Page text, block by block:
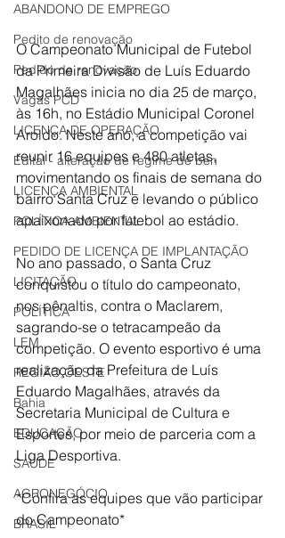
ABANDONO DE EMPREGO
Pedito de renovação
Pedido de renovação
Vagas PCD
LICENÇA DE OPERAÇÃO
Edital - alteração de regime de ben
LICENÇA AMBIENTAL
POLÍTICA AMBIENTAL
PEDIDO DE LICENÇA DE IMPLANTAÇÃO
LICITAÇÃO
POLÍTICA
LEM
REGIÃO OESTE
Bahia
EDUCAÇÃO
SAÚDE
AGRONEGÓCIO
BRASIL
O Campeonato Municipal de Futebol
da Primeira Divisão de Luís Eduardo
Magalhães inicia no dia 25 de março,
às 16h, no Estádio Municipal Coronel
Aroldo. Neste ano, a competição vai
reunir 16 equipes e 480 atletas,
movimentando os finais de semana do
bairro Santa Cruz e levando o público
apaixonado por futebol ao estádio.
No ano passado, o Santa Cruz
conquistou o título do campeonato,
nos pênaltis, contra o Maclarem,
sagrando-se o tetracampeão da
competição. O evento esportivo é uma
realização da Prefeitura de Luís
Eduardo Magalhães, através da
Secretaria Municipal de Cultura e
Esportes, por meio de parceria com a
Liga Desportiva.
*Confira as equipes que vão participar
do Campeonato*